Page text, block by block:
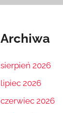
Archiwa
sierpień 2026
lipiec 2026
czerwiec 2026